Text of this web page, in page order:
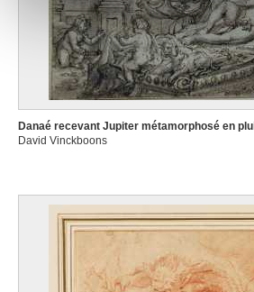
notre site avec nos partenaires de
publicité et d'analyse, qui peuvent
avec d'autres informations que vous
ou qu'ils ont collectées lors de votre
services.
Danaé recevant Jupiter métamorphosé en
David Vinckboons